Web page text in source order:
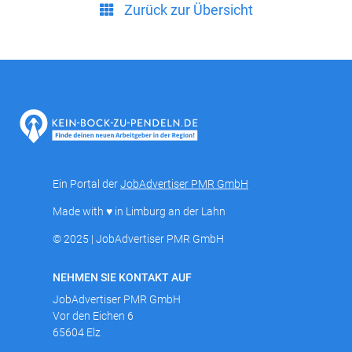
Zurück zur Übersicht
Ein Portal derJobAdvertiser PMR GmbH
Made with ♥ in Limburg an der Lahn
© 2025 | JobAdvertiser PMR GmbH
NEHMEN SIE KONTAKT AUF
JobAdvertiser PMR GmbH
Vor den Eichen 6
65604 Elz